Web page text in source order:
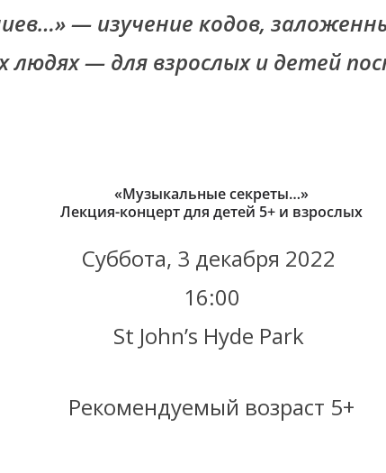
— изучение кодов,
людях — для взрослых и детей
«Музыкальные секреты…»
Лекция-концерт для детей 5+ и взрослых
Суббота, 3 декабря 2022
16:00
St John’s Hyde Park
Рекомендуемый возраст 5+